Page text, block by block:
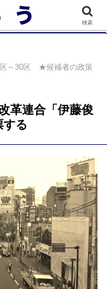
(2/10)
～30区 ★候補者の政策
革連合「伊藤俊
する
検索